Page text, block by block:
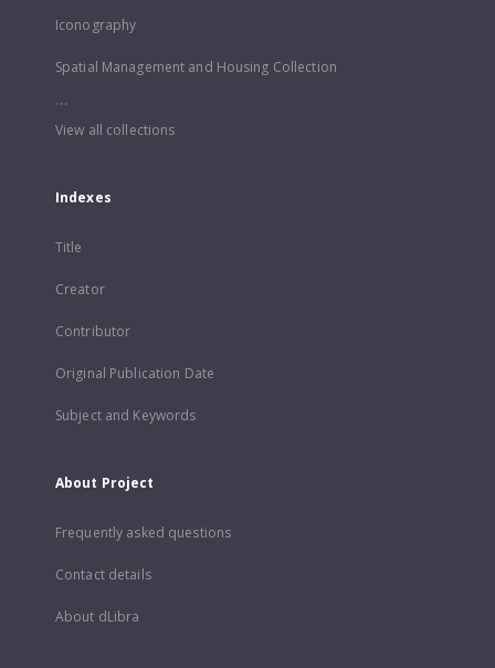
Iconography
Spatial Management and Housing Collection
...
View all collections
Indexes
Title
Creator
Contributor
Original Publication Date
Subject and Keywords
About Project
Frequently asked questions
Contact details
About dLibra